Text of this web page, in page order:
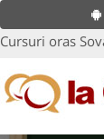
Cursuri oras